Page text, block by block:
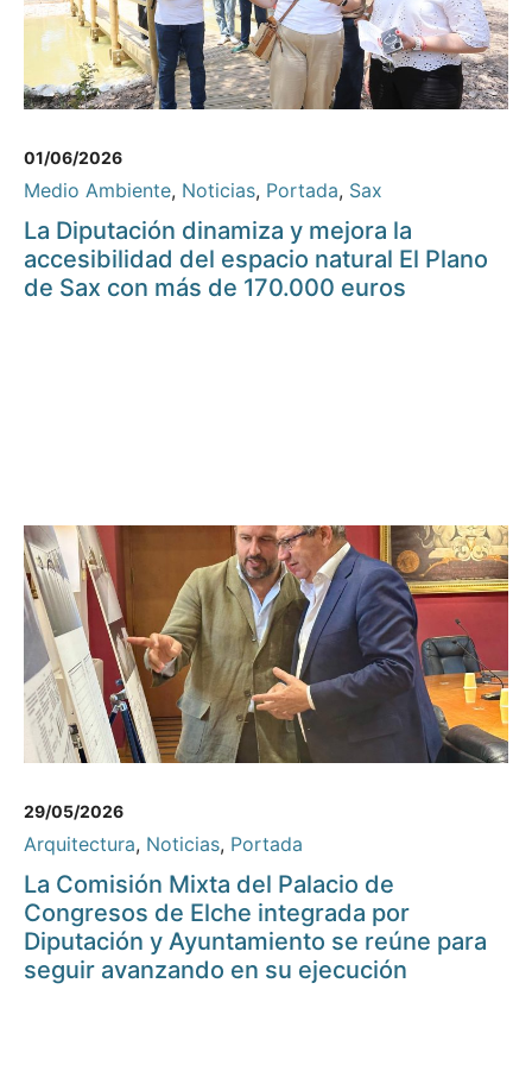
01/06/2026
Medio Ambiente, Noticias, Portada, Sax
La Diputación dinamiza y mejora la
accesibilidad del espacio natural El Plano
de Sax con más de 170.000 euros
29/05/2026
Arquitectura, Noticias, Portada
La Comisión Mixta del Palacio de
Congresos de Elche integrada por
Diputación y Ayuntamiento se reúne para
seguir avanzando en su ejecución